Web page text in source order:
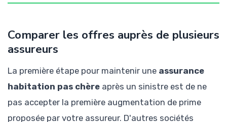
Comparer les offres auprès de plusieurs
assureurs
La première étape pour maintenir une assurance
habitation pas chère après un sinistre est de ne
pas accepter la première augmentation de prime
proposée par votre assureur. D'autres sociétés